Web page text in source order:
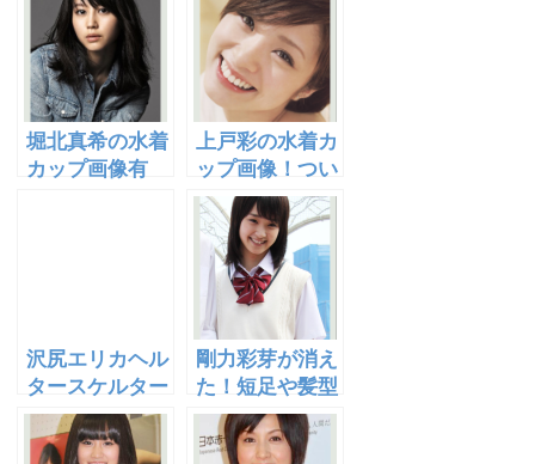
けはドラマの共
演か？
妹も芸能人！
[画像あり]
堀北真希の水着
カップ画像有
上戸彩の水着カ
ップ画像！つい
に妊娠か？ボブ
風の髪型がかわ
いい！
沢尻エリカヘル
タースケルター
画像！離婚成
立？メイク、髪
剛力彩芽が消え
た！短足や髪型
が原因か？最新
画像あり！